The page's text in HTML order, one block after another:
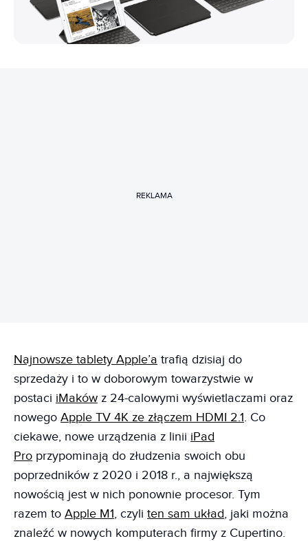
REKLAMA
Najnowsze tablety Apple’a trafią dzisiaj do
sprzedaży i to w doborowym towarzystwie w
postaci iMaków z 24-calowymi wyświetlaczami oraz
nowego Apple TV 4K ze złączem HDMI 2.1. Co
ciekawe, nowe urządzenia z linii iPad
Pro przypominają do złudzenia swoich obu
poprzedników z 2020 i 2018 r., a największą
nowością jest w nich ponownie procesor. Tym
razem to Apple M1, czyli ten sam układ, jaki można
znaleźć w nowych komputerach firmy z Cupertino.